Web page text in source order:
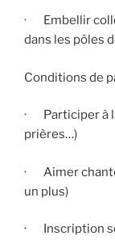
· Embellir
dans les pôles
Conditions de
· Participer à
prières…)
· Aimer
un plus)
· Inscription